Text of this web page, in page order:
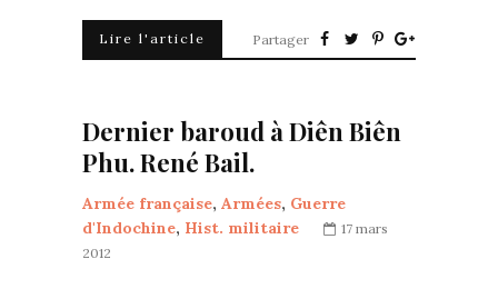
Lire l'article Partager
Dernier baroud à Diên Biên
Phu. René Bail.
Armée française, Armées, Guerre
d'Indochine, Hist. militaire
17 mars
2012